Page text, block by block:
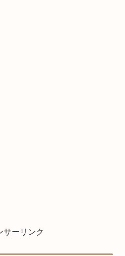
サーリンク